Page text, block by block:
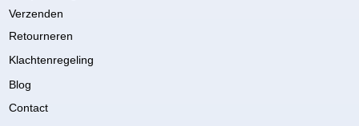
Verzenden
Retourneren
Klachtenregeling
Blog
Contact